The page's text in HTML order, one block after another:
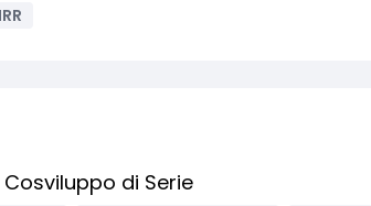
di Serie